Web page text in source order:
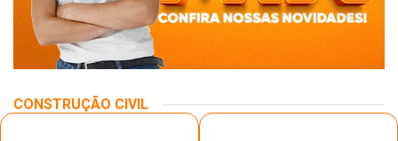
CONSTRUÇÃO CIVIL